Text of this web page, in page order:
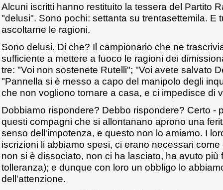
Alcuni iscritti hanno restituito la tessera del Partito
"delusi". Sono pochi: settanta su trentasettemila. E
ascoltarne le ragioni.
Sono delusi. Di che? Il campionario che ne
sufficiente a mettere a fuoco le ragioni dei
tre: "Voi non sostenete Rutelli"; "Voi avete salvato
"Pannella si è messo a capo del manipolo degli
che non vogliono tornare a casa, e ci impedisce di
Dobbiamo rispondere? Debbo rispondere? Certo -
questi compagni che si allontanano aprono una
senso dell'impotenza, e questo non lo amiamo. I
iscrizioni li abbiamo spesi, ci erano necessari
non si è dissociato, non ci ha lasciato, ha avuto più
tolleranza); e dunque con loro un obbligo lo
dell'attenzione.